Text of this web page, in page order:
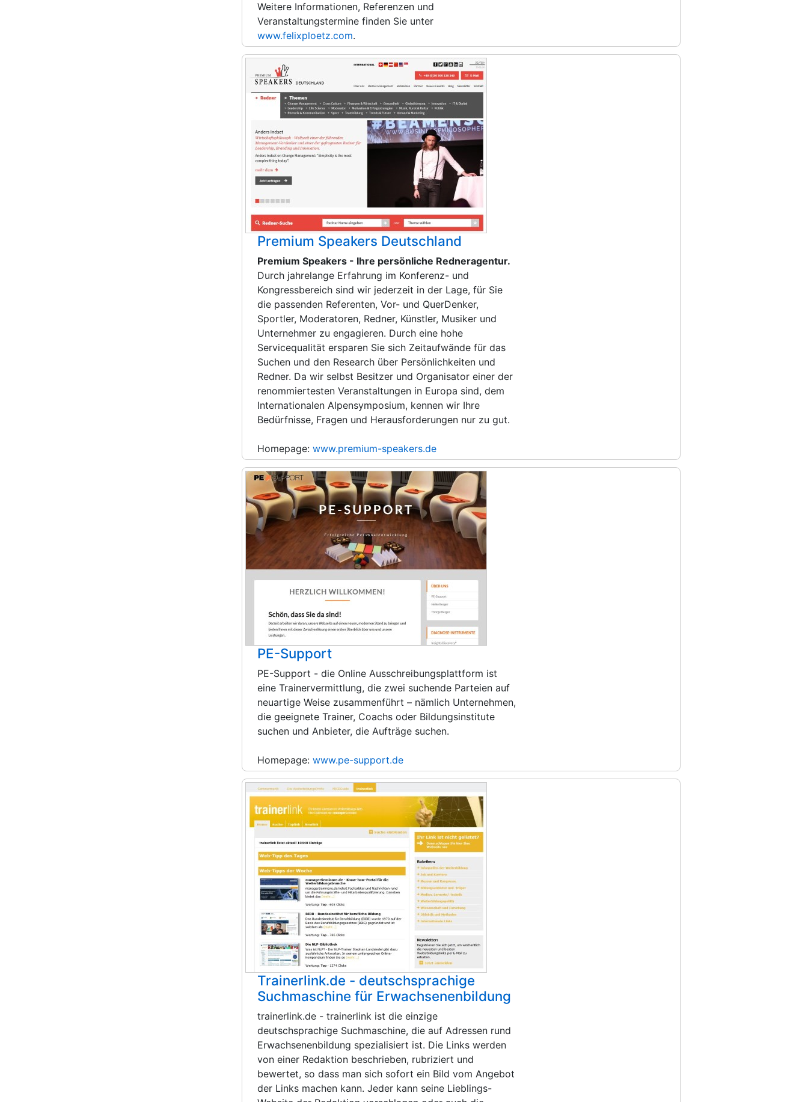
Weitere Informationen, Referenzen und
Veranstaltungstermine finden Sie unter
www.felixploetz.com.
Premium Speakers Deutschland
Premium Speakers - Ihre persönliche Redneragentur.
Durch jahrelange Erfahrung im Konferenz- und
Kongressbereich sind wir jederzeit in der Lage, für Sie
die passenden Referenten, Vor- und QuerDenker,
Sportler, Moderatoren, Redner, Künstler, Musiker und
Unternehmer zu engagieren. Durch eine hohe
Servicequalität ersparen Sie sich Zeitaufwände für das
Suchen und den Research über Persönlichkeiten und
Redner. Da wir selbst Besitzer und Organisator einer der
renommiertesten Veranstaltungen in Europa sind, dem
Internationalen Alpensymposium, kennen wir Ihre
Bedürfnisse, Fragen und Herausforderungen nur zu gut.
Homepage: www.premium-speakers.de
PE-Support
PE-Support - die Online Ausschreibungsplattform ist
eine Trainervermittlung, die zwei suchende Parteien auf
neuartige Weise zusammenführt – nämlich Unternehmen,
die geeignete Trainer, Coachs oder Bildungsinstitute
suchen und Anbieter, die Aufträge suchen.
Homepage: www.pe-support.de
Trainerlink.de - deutschsprachige
Suchmaschine für Erwachsenenbildung
trainerlink.de - trainerlink ist die einzige
deutschsprachige Suchmaschine, die auf Adressen rund
Erwachsenenbildung spezialisiert ist. Die Links werden
von einer Redaktion beschrieben, rubriziert und
bewertet, so dass man sich sofort ein Bild vom Angebot
der Links machen kann. Jeder kann seine Lieblings-